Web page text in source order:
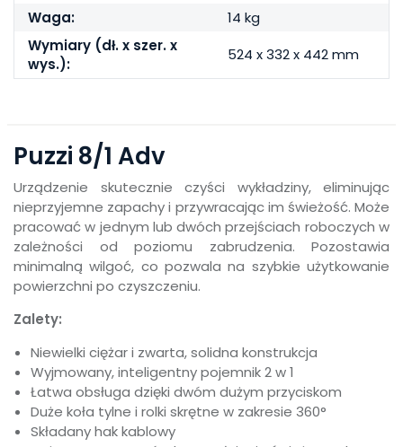
Waga:
14 kg
Wymiary (dł. x szer. x
wys.):
524 x 332 x 442 mm
Puzzi 8/1 Adv
Urządzenie skutecznie czyści wykładziny, eliminując
nieprzyjemne zapachy i przywracając im świeżość. Może
pracować w jednym lub dwóch przejściach roboczych w
zależności od poziomu zabrudzenia. Pozostawia
minimalną wilgoć, co pozwala na szybkie użytkowanie
powierzchni po czyszczeniu.
Zalety:
Niewielki ciężar i zwarta, solidna konstrukcja
Wyjmowany, inteligentny pojemnik 2 w 1
Łatwa obsługa dzięki dwóm dużym przyciskom
Duże koła tylne i rolki skrętne w zakresie 360°
Składany hak kablowy